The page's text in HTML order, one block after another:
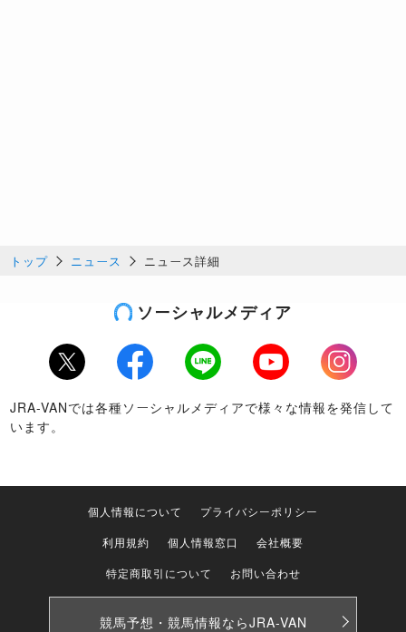
トップ ニュース ニュース詳細
ソーシャルメディア
Twitter Facebook LINE Youtube
Instagram
JRA-VANでは各種ソーシャルメディアで様々な情報を発信して
います。
個人情報について
プライバシーポリシー
利用規約
個人情報窓口
会社概要
特定商取引について
お問い合わせ
競馬予想・競馬情報ならJRA-VAN